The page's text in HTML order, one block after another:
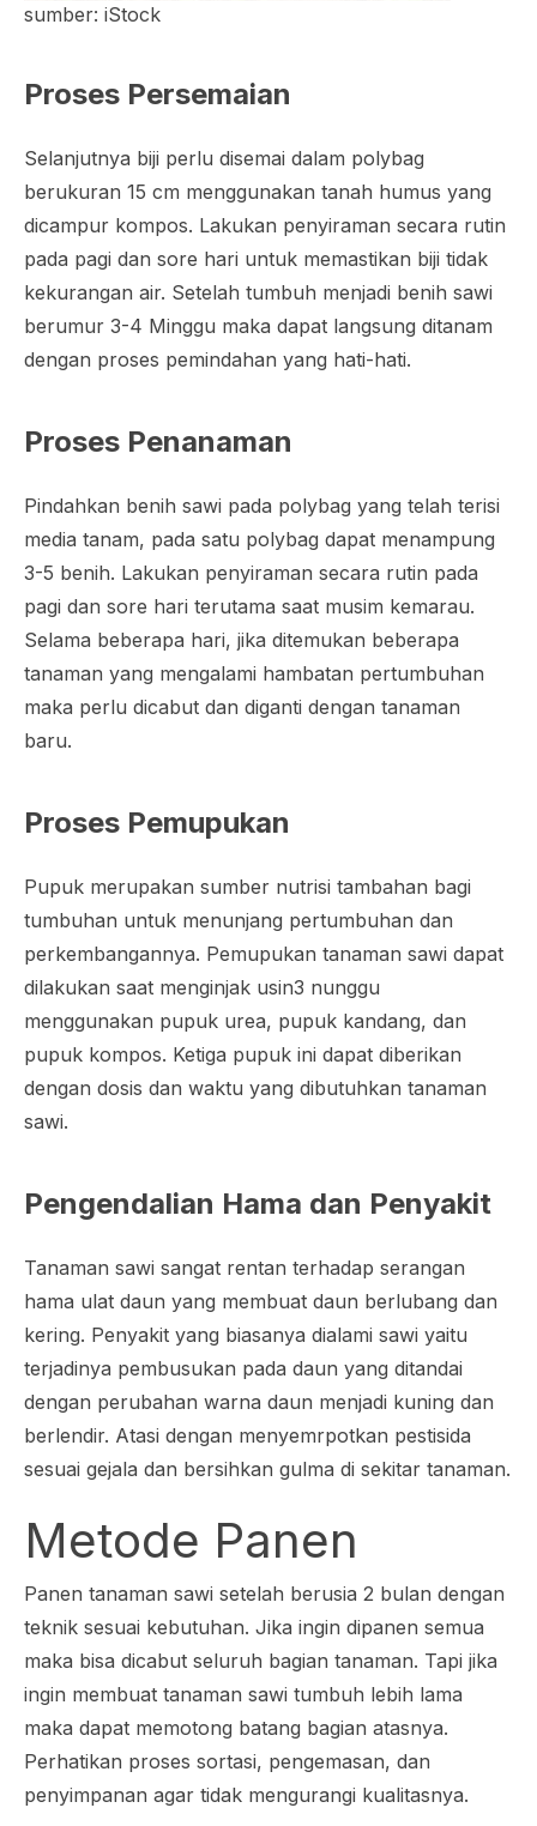
sumber: iStock
Proses Persemaian
Selanjutnya biji perlu disemai dalam polybag
berukuran 15 cm menggunakan tanah humus yang
dicampur kompos. Lakukan penyiraman secara rutin
pada pagi dan sore hari untuk memastikan biji tidak
kekurangan air. Setelah tumbuh menjadi benih sawi
berumur 3-4 Minggu maka dapat langsung ditanam
dengan proses pemindahan yang hati-hati.
Proses Penanaman
Pindahkan benih sawi pada polybag yang telah terisi
media tanam, pada satu polybag dapat menampung
3-5 benih. Lakukan penyiraman secara rutin pada
pagi dan sore hari terutama saat musim kemarau.
Selama beberapa hari, jika ditemukan beberapa
tanaman yang mengalami hambatan pertumbuhan
maka perlu dicabut dan diganti dengan tanaman
baru.
Proses Pemupukan
Pupuk merupakan sumber nutrisi tambahan bagi
tumbuhan untuk menunjang pertumbuhan dan
perkembangannya. Pemupukan tanaman sawi dapat
dilakukan saat menginjak usin3 nunggu
menggunakan pupuk urea, pupuk kandang, dan
pupuk kompos. Ketiga pupuk ini dapat diberikan
dengan dosis dan waktu yang dibutuhkan tanaman
sawi.
Pengendalian Hama dan Penyakit
Tanaman sawi sangat rentan terhadap serangan
hama ulat daun yang membuat daun berlubang dan
kering. Penyakit yang biasanya dialami sawi yaitu
terjadinya pembusukan pada daun yang ditandai
dengan perubahan warna daun menjadi kuning dan
berlendir. Atasi dengan menyemrpotkan pestisida
sesuai gejala dan bersihkan gulma di sekitar tanaman.
Metode Panen
Panen tanaman sawi setelah berusia 2 bulan dengan
teknik sesuai kebutuhan. Jika ingin dipanen semua
maka bisa dicabut seluruh bagian tanaman. Tapi jika
ingin membuat tanaman sawi tumbuh lebih lama
maka dapat memotong batang bagian atasnya.
Perhatikan proses sortasi, pengemasan, dan
penyimpanan agar tidak mengurangi kualitasnya.